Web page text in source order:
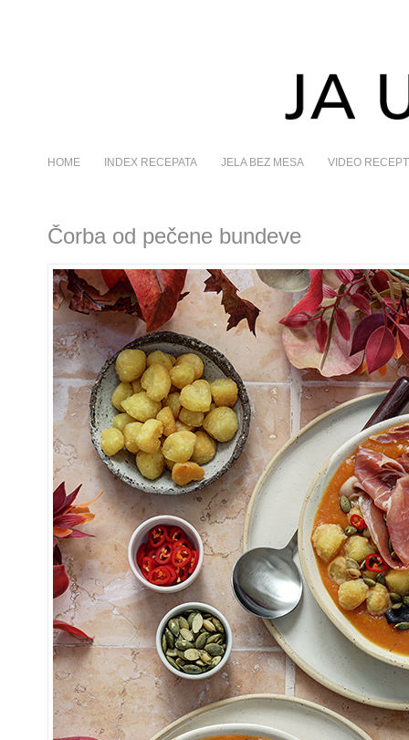
HOME INDEX RECEPATA JELA BEZ MESA VIDEO
Čorba od pečene bundeve